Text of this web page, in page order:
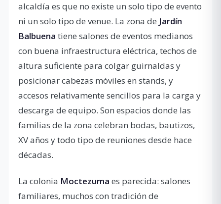
alcaldía es que no existe un solo tipo de evento
ni un solo tipo de venue. La zona de Jardín
Balbuena tiene salones de eventos medianos
con buena infraestructura eléctrica, techos de
altura suficiente para colgar guirnaldas y
posicionar cabezas móviles en stands, y
accesos relativamente sencillos para la carga y
descarga de equipo. Son espacios donde las
familias de la zona celebran bodas, bautizos,
XV años y todo tipo de reuniones desde hace
décadas.
La colonia Moctezuma es parecida: salones
familiares, muchos con tradición de